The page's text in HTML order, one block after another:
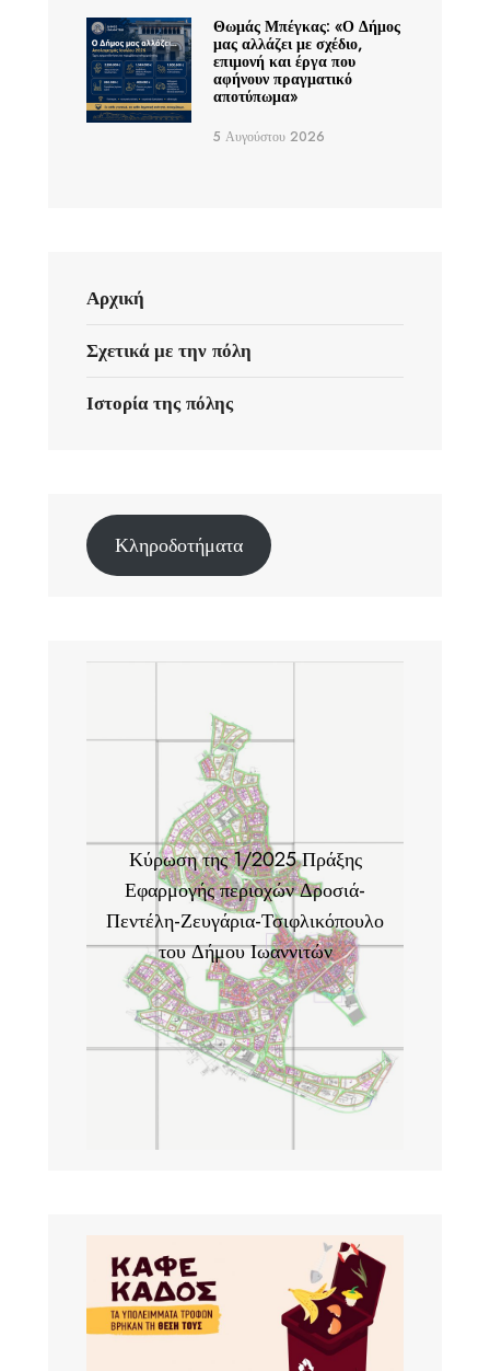
Θωμάς Μπέγκας: «Ο Δήμος
μας αλλάζει με σχέδιο,
επιμονή και έργα που
αφήνουν πραγματικό
αποτύπωμα»
5 Αυγούστου 2026
Αρχική
Σχετικά με την πόλη
Ιστορία της πόλης
Κληροδοτήματα
Κύρωση της 1/2025 Πράξης
Εφαρμογής περιοχών Δροσιά-
Πεντέλη-Ζευγάρια-Τσιφλικόπουλο
του Δήμου Ιωαννιτών